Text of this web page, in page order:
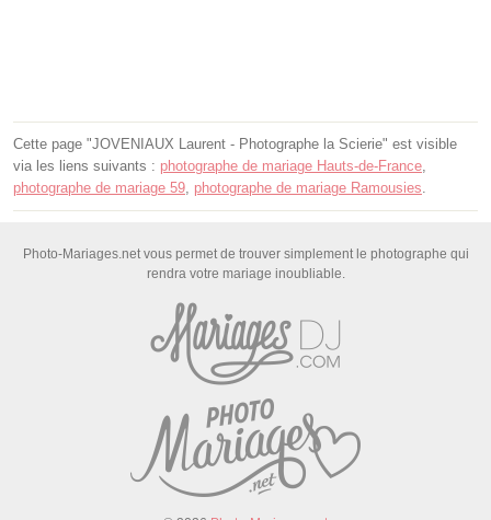
Cette page "JOVENIAUX Laurent - Photographe la Scierie" est visible
via les liens suivants : photographe de mariage Hauts-de-France
photographe de mariage 59 photographe de mariage Ramousies
Photo-Mariages.net vous permet de trouver simplement le photographe qui
rendra votre mariage inoubliable.